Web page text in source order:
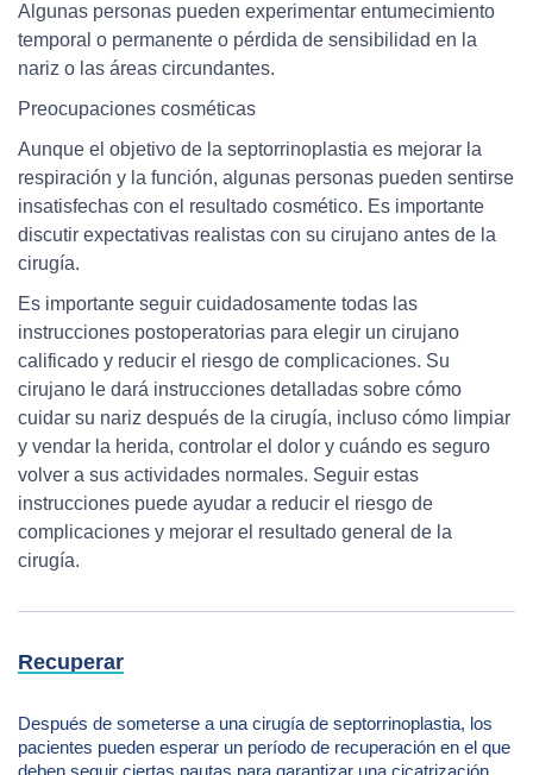
Algunas personas pueden experimentar entumecimiento
temporal o permanente o pérdida de sensibilidad en la
nariz o las áreas circundantes.
Preocupaciones cosméticas
Aunque el objetivo de la septorrinoplastia es mejorar la
respiración y la función, algunas personas pueden sentirse
insatisfechas con el resultado cosmético. Es importante
discutir expectativas realistas con su cirujano antes de la
cirugía.
Es importante seguir cuidadosamente todas las
instrucciones postoperatorias para elegir un cirujano
calificado y reducir el riesgo de complicaciones. Su
cirujano le dará instrucciones detalladas sobre cómo
cuidar su nariz después de la cirugía, incluso cómo limpiar
y vendar la herida, controlar el dolor y cuándo es seguro
volver a sus actividades normales. Seguir estas
instrucciones puede ayudar a reducir el riesgo de
complicaciones y mejorar el resultado general de la
cirugía.
Recuperar
Después de someterse a una cirugía de septorrinoplastia, los
pacientes pueden esperar un período de recuperación en el que
deben seguir ciertas pautas para garantizar una cicatrización